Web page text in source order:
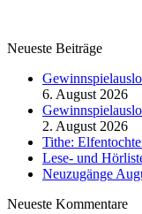
Neueste Beiträge
6. August 2026
2. August 2026
Tithe:
Lese- und
Neuzugänge
Neueste Kommentare